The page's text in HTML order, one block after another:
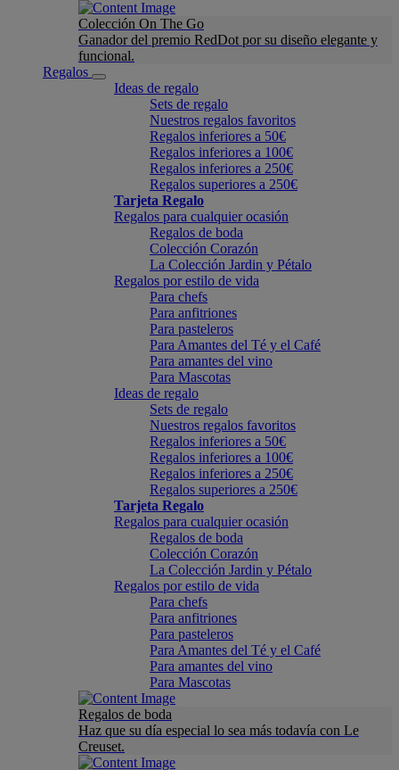
Colección On The Go
Ganador del premio RedDot por su diseño elegante y
funcional.
Regalos
Ideas de regalo
Sets de regalo
Nuestros regalos favoritos
Regalos inferiores a 50€
Regalos inferiores a 100€
Regalos inferiores a 250€
Regalos superiores a 250€
Tarjeta Regalo
Regalos para cualquier ocasión
Regalos de boda
Colección Corazón
La Colección Jardin y Pétalo
Regalos por estilo de vida
Para chefs
Para anfitriones
Para pasteleros
Para Amantes del Té y el Café
Para amantes del vino
Para Mascotas
Ideas de regalo
Sets de regalo
Nuestros regalos favoritos
Regalos inferiores a 50€
Regalos inferiores a 100€
Regalos inferiores a 250€
Regalos superiores a 250€
Tarjeta Regalo
Regalos para cualquier ocasión
Regalos de boda
Colección Corazón
La Colección Jardin y Pétalo
Regalos por estilo de vida
Para chefs
Para anfitriones
Para pasteleros
Para Amantes del Té y el Café
Para amantes del vino
Para Mascotas
Regalos de boda
Haz que su día especial lo sea más todavía con Le
Creuset.